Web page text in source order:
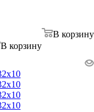
В корзину
В корзину